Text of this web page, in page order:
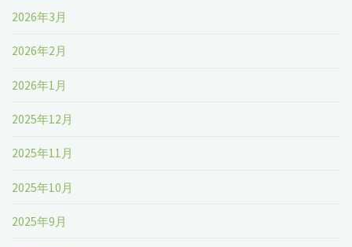
2026年3月
2026年2月
2026年1月
2025年12月
2025年11月
2025年10月
2025年9月